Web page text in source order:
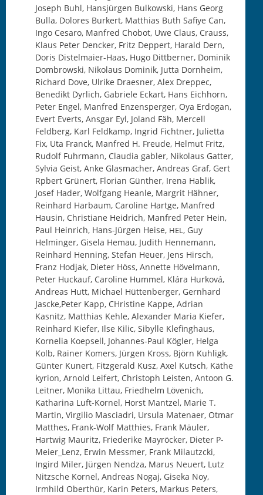
Joseph Buhl, Hansjürgen Bulkowski, Hans Georg
Bulla, Dolores Burkert, Matthias Buth Safiye Can,
Ingo Cesaro, Manfred Chobot, Uwe Claus, Crauss,
Klaus Peter Dencker, Fritz Deppert, Harald Dern,
Doris Distelmaier-Haas, Hugo Dittberner, Dominik
Dombrowski, Nikolaus Dominik, Jutta Dornheim,
Richard Dove, Ulrike Draesner, Alex Dreppec,
Benedikt Dyrlich, Gabriele Eckart, Hans Eichhorn,
Peter Engel, Manfred Enzensperger, Oya Erdogan,
Evert Everts, Ansgar Eyl, Joland Fäh, Mercell
Feldberg, Karl Feldkamp, Ingrid Fichtner, Julietta
Fix, Uta Franck, Manfred H. Freude, Helmut Fritz,
Rudolf Fuhrmann, Claudia gabler, Nikolaus Gatter,
Sylvia Geist, Anke Glasmacher, Andreas Graf, Gert
Rpbert Grünert, Florian Günther, Irena Hablik,
Josef Hader, Wolfgang Heanle, Margrit Hähner,
Reinhard Harbaum, Caroline Hartge, Manfred
Hausin, Christiane Heidrich, Manfred Peter Hein,
Paul Heinrich, Hans-Jürgen Heise, HEL, Guy
Helminger, Gisela Hemau, Judith Hennemann,
Reinhard Henning, Stefan Heuer, Jens Hirsch,
Franz Hodjak, Dieter Höss, Annette Hövelmann,
Peter Huckauf, Caroline Hummel, Klára Hurková,
Andreas Hutt, Michael Hüttenberger, Gernhard
Jascke,Peter Kapp, CHristine Kappe, Adrian
Kasnitz, Matthias Kehle, Alexander Maria Kiefer,
Reinhard Kiefer, Ilse Kilic, Sibylle Klefinghaus,
Kornelia Koepsell, Johannes-Paul Kögler, Helga
Kolb, Rainer Komers, Jürgen Kross, Björn Kuhligk,
Günter Kunert, Fitzgerald Kusz, Axel Kutsch, Käthe
kyrion, Arnold Leifert, Christoph Leisten, Antoon G.
Leitner, Monika Littau, Friedhelm Lövenich,
Katharina Luft-Kornel, Horst Mantzel, Marie T.
Martin, Virgilio Masciadri, Ursula Matenaer, Otmar
Matthes, Frank-Wolf Matthies, Frank Mäuler,
Hartwig Mauritz, Friederike Mayröcker, Dieter P-
Meier_Lenz, Erwin Messmer, Frank Milautzcki,
Ingird Miler, Jürgen Nendza, Marus Neuert, Lutz
Nitzsche Kornel, Andreas Nogaj, Giseka Noy,
Irmhild Oberthür, Karin Peters, Markus Peters,